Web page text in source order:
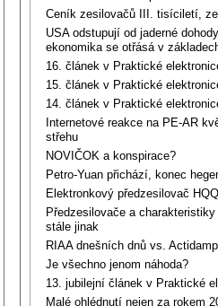
Ceník zesilovačů III. tisíciletí,
USA odstupují od jaderné
ekonomika se otřásá v
16. článek v Praktické
15. článek v Praktické
14. článek v Praktické
Internetové reakce na PE-AR
střehu
NOVIČOK a konspirace?
Petro-Yuan přichází, konec
Elektronkový předzesilovač
Předzesilovače a
stále jinak
RIAA dnešních dnů vs.
Je všechno jenom náhoda?
13. jubilejní článek v Praktické
Malé ohlédnutí nejen za rokem